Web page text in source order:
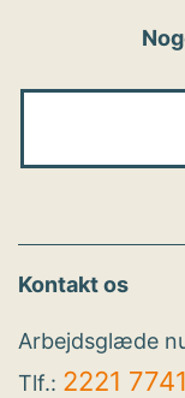
Kontakt os
Arbejdsglæde
Tlf.: 2221 7741